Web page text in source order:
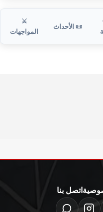
📜 الأحداث
⚔️
المواجهات
اتصل بنا